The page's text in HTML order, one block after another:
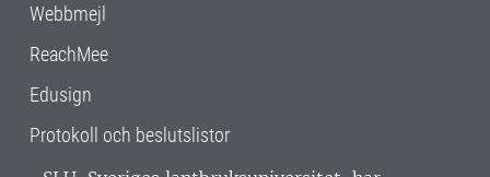
Webbmejl
ReachMee
Edusign
Protokoll och beslutslistor